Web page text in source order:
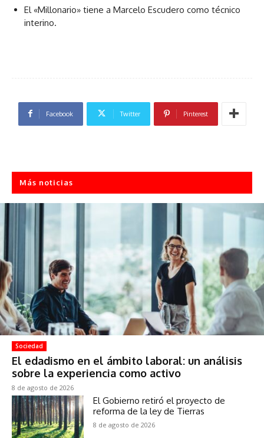
El «Millonario» tiene a Marcelo Escudero como técnico
interino.
Facebook Twitter Pinterest
Más noticias
Sociedad
El edadismo en el ámbito laboral: un análisis
sobre la experiencia como activo
8 de agosto de 2026
El Gobierno retiró el proyecto de
reforma de la ley de Tierras
8 de agosto de 2026